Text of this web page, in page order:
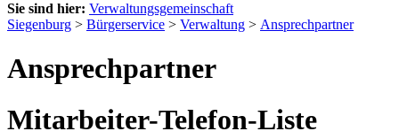
Sie sind hier: Verwaltungsgemeinschaft
Siegenburg > Bürgerservice > Verwaltung > Ansprechpartner
Ansprechpartner
Mitarbeiter-Telefon-Liste